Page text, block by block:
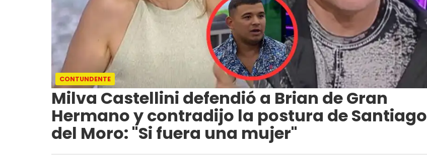
CONTUNDENTE
Milva Castellini defendió a Brian de Gran
Hermano y contradijo la postura de Santiago
del Moro: "Si fuera una mujer"